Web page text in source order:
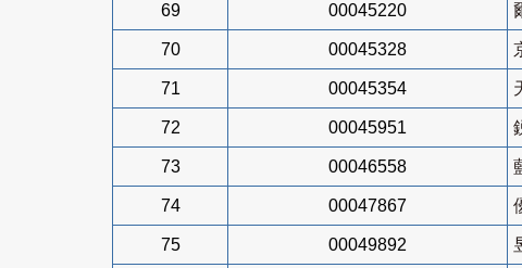
69 00045220
70 00045328
71 00045354
72 00045951
73 00046558
74 00047867
75 00049892